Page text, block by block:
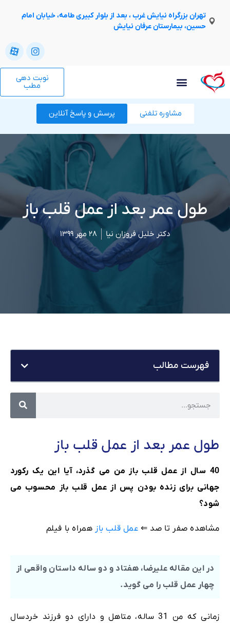
تهران بزرگراه نیایش غرب ، بعد از بلوار کبیری طامه، خیابان امام
حسین، بیمارستان عرفان نیایش
نوبت دهی
مطب
مشاوره تلفنی پرسش و پاسخ آنلاین
طول عمر بعد از عمل قلب باز
دکتر خلیل فروزان نیا ۲۸ مهر ۱۳۹۹
طول عمر بعد از عمل قلب باز
40 سال از عمل قلب باز من می گذرد، آیا این یک رکورد
جهانی برای زنده بودن پس از عمل قلب باز محسوب می
شود؟
مشاهده صفر تا صد ⇐ عمل قلب باز همراه با فیلم
در این مقاله علیرضا، هفتاد و دو ساله داستان واقعی از
چهار عمل قلب را می گوید.
زمانی که من 31 ساله، متاهل و دارای دو فرزند خردسال
فهرست مطالب